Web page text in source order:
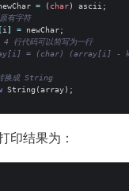
= ( char) ascii ;
有字符
[i ] = newChar;
行代码可以简写为一行
= (char) (array[i] -
换成 String
String (array);
印结果为：